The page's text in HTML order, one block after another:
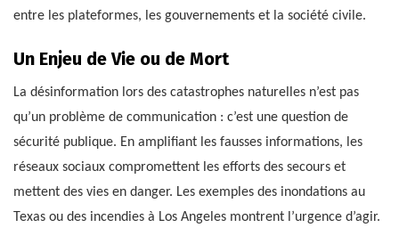
entre les plateformes, les gouvernements et la société civile.
Un Enjeu de Vie ou de Mort
La désinformation lors des catastrophes naturelles n’est pas
qu’un problème de communication : c’est une question de
sécurité publique. En amplifiant les fausses informations, les
réseaux sociaux compromettent les efforts des secours et
mettent des vies en danger. Les exemples des inondations au
Texas ou des incendies à Los Angeles montrent l’urgence d’agir.